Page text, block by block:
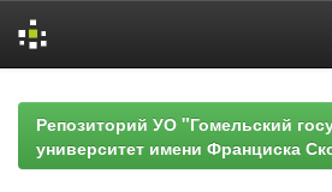
navigationРепозиторий УО "Гомельский
университет имени Франциска